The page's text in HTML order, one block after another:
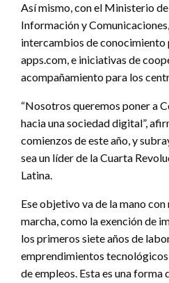
Así mismo, con el Ministerio
Información y
intercambios de conocimiento
apps.com, e iniciativas de
acompañamiento para los
“Nosotros queremos poner a
hacia una sociedad digital”,
comienzos de este año, y
sea un líder de la Cuarta
Latina.
Ese objetivo va de la mano
marcha, como la exención de
los primeros siete años de
emprendimientos
de empleos. Esta es una forma